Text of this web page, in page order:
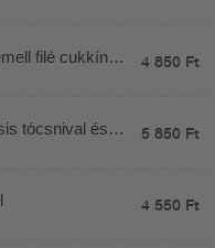
filé cukkínis
4 850 Ft
tócsnival és
5 850 Ft
4 550 Ft